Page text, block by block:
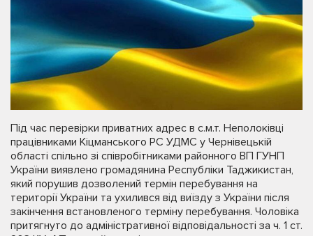
Під час перевірки приватних адрес в с.м.т. Неполоківці
працівниками Кіцманського РС УДМС у Чернівецькій
області спільно зі співробітниками районного ВП ГУНП
України виявлено громадянина Республіки Таджикистан,
який порушив дозволений термін перебування на
території України та ухилився від виїзду з України після
закінчення встановленого терміну перебування. Чоловіка
притягнуто до адміністративної відповідальності за ч. 1 ст.